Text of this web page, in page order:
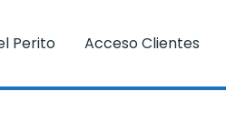
Perito Acceso Clientes